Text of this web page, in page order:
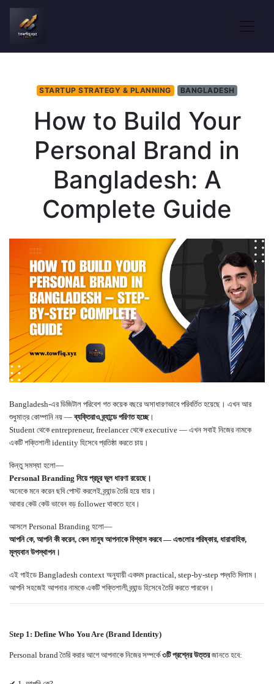
STARTUP STRATEGY & PLANNING BANGLADESH
How to Build Your
Personal Brand in
Bangladesh: A
Complete Guide
Bangladesh-এর ডিজিটাল পরিবেশ গত কয়েক বছরে অসাধারণভাবে পরিবর্তিত হয়েছে। এখন আর
শুধুমাত্র কোম্পানি নয় —ব্যক্তিরাও ব্র্যান্ডে পরিণত হচ্ছে।
Student থেকে entrepreneur, freelancer থেকে executive — এখন সবাই নিজের নামকে
একটি শক্তিশালী identity হিসেবে প্রতিষ্ঠা করতে চায়।
কিন্তু সমস্যা হলো—
Personal Branding নিয়ে প্রচুর ভুল ধারণা রয়েছে।
অনেকে মনে করেন ছবি পোস্ট করলেই ব্র্যান্ড তৈরি হয়ে যায়।
আবার কেউ কেউ ভাবেন বড় follower থাকতে হবে।
আসলে Personal Branding হলো—
আপনি কে, আপনি কী করেন, কেন মানুষ আপনাকে বিশ্বাস করবে — এগুলোর পরিষ্কার, ধারাবাহিক,
মূল্যবান উপস্থাপন।
এই গাইডে Bangladesh context অনুযায়ী একদম practical, step-by-step পদ্ধতি দিলাম।
আপনি সহজেই আপনার নামকে একটি শক্তিশালী ব্র্যান্ড হিসেবে তৈরি করতে পারবেন।
Step 1: Define Who You Are (Brand Identity)
Personal brand তৈরি করার আগে আপনাকে নিজের সম্পর্কে৩টি প্রশ্নের উত্তরজানতে হবে: